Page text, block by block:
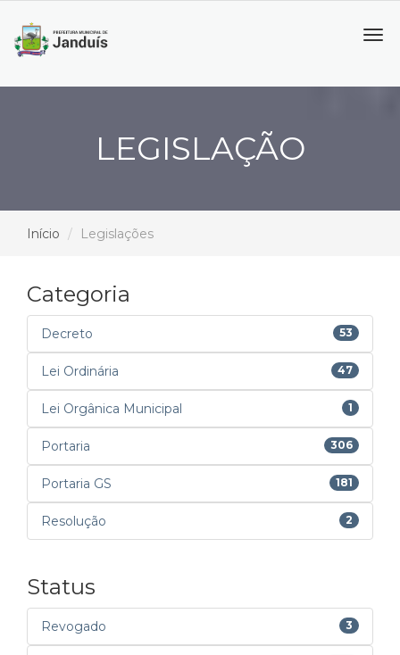
LEGISLAÇÃO
Início Legislações
Categoria
Decreto 53
Lei Ordinária 47
Lei Orgânica Municipal 1
Portaria 306
Portaria GS 181
Resolução 2
Status
Revogado 3